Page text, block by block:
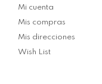
Mi cuenta
Mis compras
Mis direcciones
Wish List